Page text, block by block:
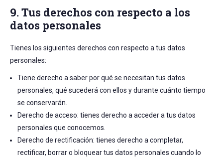
9. Tus derechos con respecto a los
datos personales
Tienes los siguientes derechos con respecto a tus datos
personales:
Tiene derecho a saber por qué se necesitan tus datos
personales, qué sucederá con ellos y durante cuánto tiempo
se conservarán.
Derecho de acceso: tienes derecho a acceder a tus datos
personales que conocemos.
Derecho de rectificación: tienes derecho a completar,
rectificar, borrar o bloquear tus datos personales cuando lo